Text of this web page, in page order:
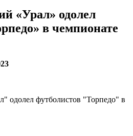
«Урал» одолел
в чемпионате